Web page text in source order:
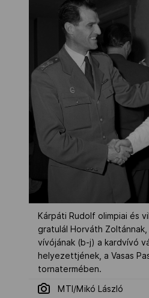
Kárpáti Rudolf olimpiai és
gratulál Horváth
vívójának (b-j) a kardvívó
helyezettjének, a Vasas
tornatermében.
MTI/Mikó László